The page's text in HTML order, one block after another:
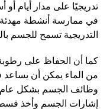
تدريجيًا على مدار أيام
في ممارسة أنشطة مهدئة
التدريجية تسمح للجسم
كما أن الحفاظ على
من الماء يمكن أن يساعد
وظائف الجسم بشكل عام.
إشارات الجسم وأخذ